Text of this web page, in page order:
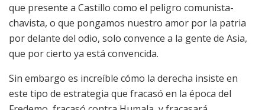
que presente a Castillo como el peligro comunista-
chavista, o que pongamos nuestro amor por la patria
por delante del odio, solo convence a la gente de Asia,
que por cierto ya está convencida.
Sin embargo es increíble cómo la derecha insiste en
este tipo de estrategia que fracasó en la época del